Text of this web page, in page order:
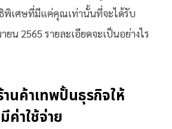
พิเศษที่มีแค่คุณเท่านั้นที่จะได้รับ
น 2565 รายละเอียดจะเป็นอย่างไร
นค้าเทพปั้นธุรกิจให้
ค่าใช้จ่าย